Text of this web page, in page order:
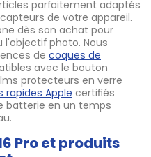
parfaitement adaptés
de votre appareil.
dès son achat pour
l'objectif photo. Nous
de coques de
avec le bouton
protecteurs en verre
rapides Apple certifiés
batterie en un temps
Pro et produits